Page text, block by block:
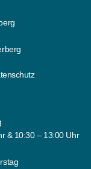
& 10:30 – 13:00 Uhr